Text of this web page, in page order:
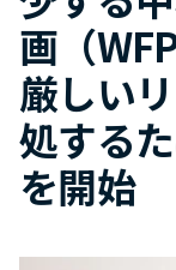
画（
厳しい
処する
を開始